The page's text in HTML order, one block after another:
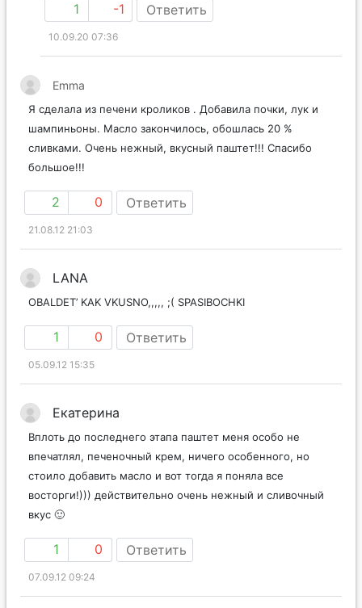
1 -1 Ответить
10.09.20 07:36
Emma
Я сделала из печени кроликов . Добавила почки, лук и
шампиньоны. Масло закончилось, обошлась 20 %
сливками. Очень нежный, вкусный паштет!!! Спасибо
большое!!!
2 0 Ответить
21.08.12 21:03
LANA
OBALDET’ KAK VKUSNO,,,,, ;( SPASIBOCHKI
1 0 Ответить
05.09.12 15:35
Екатерина
Вплоть до последнего этапа паштет меня особо не
впечатлял, печеночный крем, ничего особенного, но
стоило добавить масло и вот тогда я поняла все
восторги!))) действительно очень нежный и сливочный
вкус 🙂
1 0 Ответить
07.09.12 09:24